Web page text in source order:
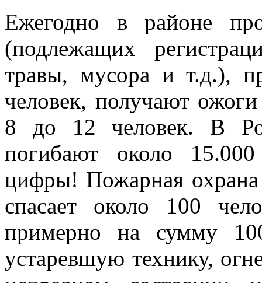
Ежегодно в районе
(подлежащих
травы, мусора и т.д.),
человек, получают
8 до 12 человек. В
погибают около
цифры! Пожарная охрана
спасает около 100
примерно на сумму
устаревшую технику,